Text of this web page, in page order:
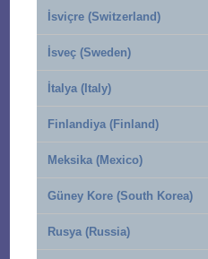
İsviçre (Switzerland)
İsveç (Sweden)
İtalya (Italy)
Finlandiya (Finland)
Meksika (Mexico)
Güney Kore (South Korea)
Rusya (Russia)